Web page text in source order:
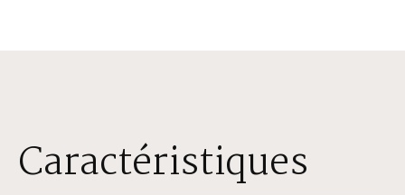
Caractéristiques